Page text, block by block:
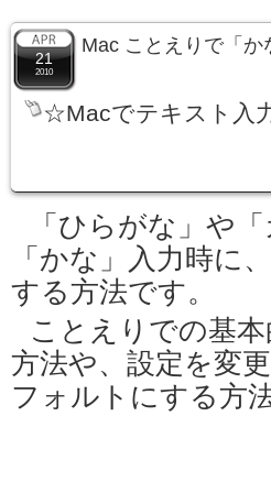
21
2010
Mac ことえりで「
☆Macでテキスト入
「ひらがな」や
「かな」入力時に
する方法です。
ことえりでの基
方法や、設定を変
フォルトにする方